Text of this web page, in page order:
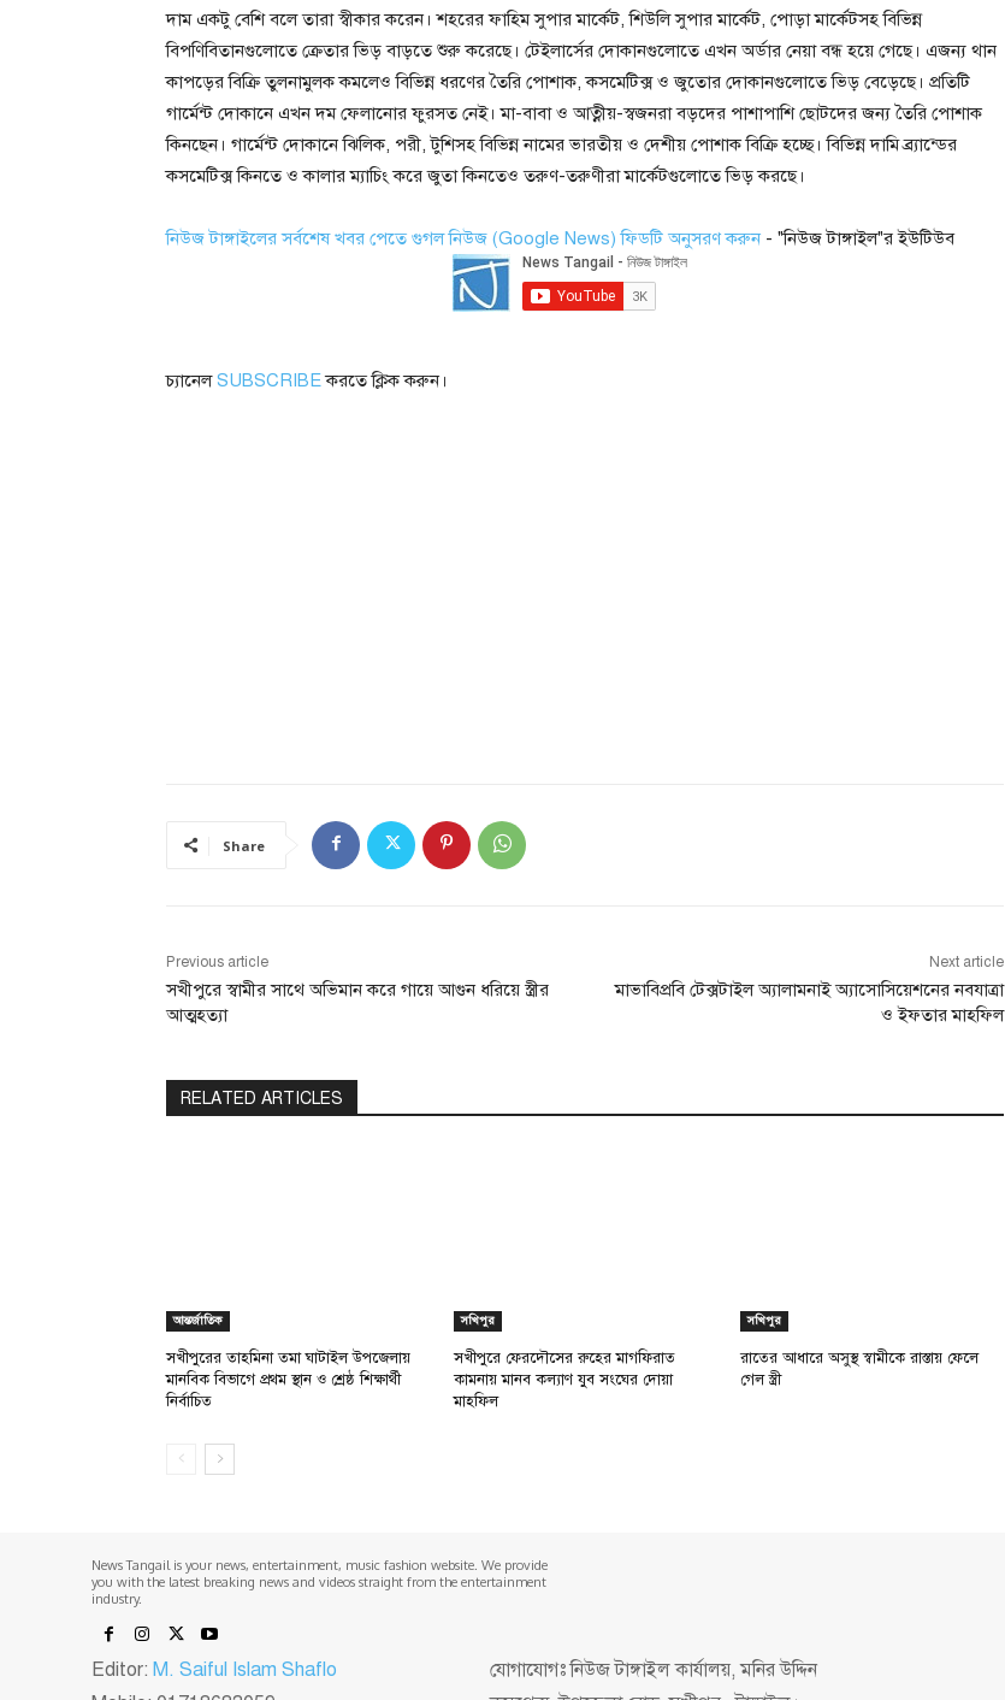
দাম একটু বেশি বলে তারা স্বীকার করেন। শহরের ফাহিম সুপার মার্কেট, শিউলি সুপার মার্কেট, পোড়া মার্কেটসহ বিভিন্ন
বিপণিবিতানগুলোতে ক্রেতার ভিড় বাড়তে শুরু করেছে। টেইলার্সের দোকানগুলোতে এখন অর্ডার নেয়া বন্ধ হয়ে গেছে। এজন্য থান
কাপড়ের বিক্রি তুলনামুলক কমলেও বিভিন্ন ধরণের তৈরি পোশাক, কসমেটিক্স ও জুতোর দোকানগুলোতে ভিড় বেড়েছে। প্রতিটি
গার্মেন্ট দোকানে এখন দম ফেলানোর ফুরসত নেই। মা-বাবা ও আত্নীয়-স্বজনরা বড়দের পাশাপাশি ছোটদের জন্য তৈরি পোশাক
কিনছেন। গার্মেন্ট দোকানে ঝিলিক, পরী, টুশিসহ বিভিন্ন নামের ভারতীয় ও দেশীয় পোশাক বিক্রি হচ্ছে। বিভিন্ন দামি ব্র্যান্ডের
কসমেটিক্স কিনতে ও কালার ম্যাচিং করে জুতা কিনতেও তরুণ-তরুণীরা মার্কেটগুলোতে ভিড় করছে।
নিউজ টাঙ্গাইলের সর্বশেষ খবর পেতে গুগল নিউজ (Google News) ফিডটি অনুসরণ করুন - "নিউজ টাঙ্গাইল"র ইউটিউব
চ্যানেলSUBSCRIBEকরতে ক্লিক করুন।
Share
Previous article
সখীপুরে স্বামীর সাথে অভিমান করে গায়ে আগুন ধরিয়ে স্ত্রীর
আত্মহত্যা
Next article
মাভাবিপ্রবি টেক্সটাইল অ্যালামনাই অ্যাসোসিয়েশনের নবযাত্রা
ও ইফতার মাহফিল
RELATED ARTICLES
আন্তর্জাতিক
সখীপুরের তাহমিনা তমা ঘাটাইল উপজেলায়
মানবিক বিভাগে প্রথম স্থান ও শ্রেষ্ঠ শিক্ষার্থী
নির্বাচিত
সখিপুর
সখীপুরে ফেরদৌসের রুহের মাগফিরাত
কামনায় মানব কল্যাণ যুব সংঘের দোয়া
মাহফিল
সখিপুর
রাতের আধারে অসুস্থ স্বামীকে রাস্তায় ফেলে
গেল স্ত্রী
News Tangail is your news, entertainment, music fashion website. We provide
you with the latest breaking news and videos straight from the entertainment
industry.
Editor: M. Saiful Islam Shaflo
যোগাযোগঃ নিউজ টাঙ্গাইল কার্যালয়, মনির উদ্দিন